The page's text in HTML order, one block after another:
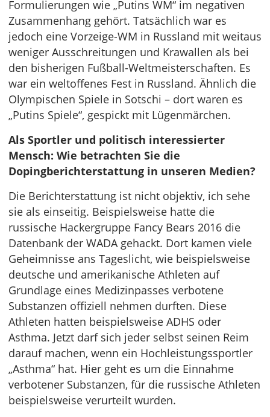
Formulierungen wie „Putins WM“ im negativen
Zusammenhang gehört. Tatsächlich war es
jedoch eine Vorzeige-WM in Russland mit weitaus
weniger Ausschreitungen und Krawallen als bei
den bisherigen Fußball-Weltmeisterschaften. Es
war ein weltoffenes Fest in Russland. Ähnlich die
Olympischen Spiele in Sotschi – dort waren es
„Putins Spiele“, gespickt mit Lügenmärchen.
Als Sportler und politisch interessierter
Mensch: Wie betrachten Sie die
Dopingberichterstattung in unseren Medien?
Die Berichterstattung ist nicht objektiv, ich sehe
sie als einseitig. Beispielsweise hatte die
russische Hackergruppe Fancy Bears 2016 die
Datenbank der WADA gehackt. Dort kamen viele
Geheimnisse ans Tageslicht, wie beispielsweise
deutsche und amerikanische Athleten auf
Grundlage eines Medizinpasses verbotene
Substanzen offiziell nehmen durften. Diese
Athleten hatten beispielsweise ADHS oder
Asthma. Jetzt darf sich jeder selbst seinen Reim
darauf machen, wenn ein Hochleistungssportler
„Asthma“ hat. Hier geht es um die Einnahme
verbotener Substanzen, für die russische Athleten
beispielsweise verurteilt wurden.